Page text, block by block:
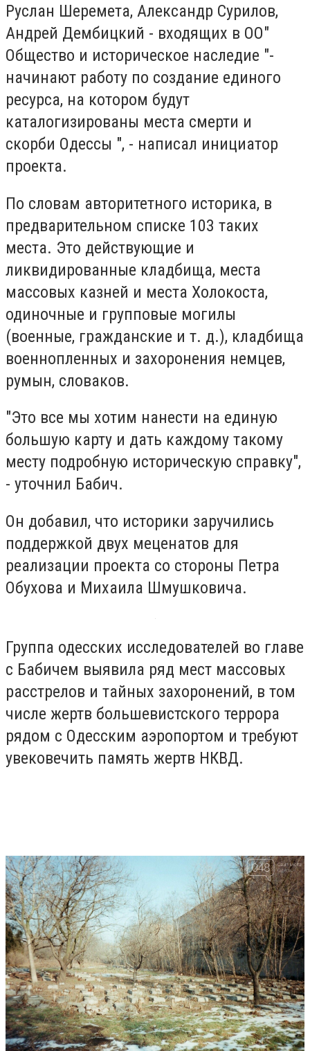
Руслан Шеремета, Александр Сурилов,
Андрей Дембицкий - входящих в ОО"
Общество и историческое наследие "-
начинают работу по создание единого
ресурса, на котором будут
каталогизированы места смерти и
скорби Одессы ", - написал инициатор
проекта.
По словам авторитетного историка, в
предварительном списке 103 таких
места. Это действующие и
ликвидированные кладбища, места
массовых казней и места Холокоста,
одиночные и групповые могилы
(военные, гражданские и т. д.), кладбища
военнопленных и захоронения немцев,
румын, словаков.
"Это все мы хотим нанести на единую
большую карту и дать каждому такому
месту подробную историческую справку",
- уточнил Бабич.
Он добавил, что историки заручились
поддержкой двух меценатов для
реализации проекта со стороны Петра
Обухова и Михаила Шмушковича.
Группа одесских исследователей во главе
с Бабичем выявила ряд мест массовых
расстрелов и тайных захоронений, в том
числе жертв большевистского террора
рядом с Одесским аэропортом и требуют
увековечить память жертв НКВД.